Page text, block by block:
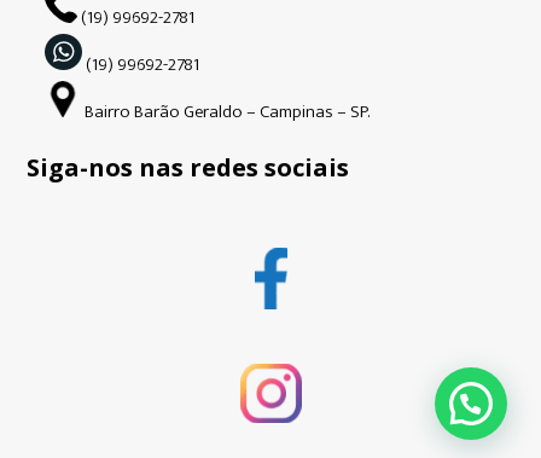
(19) 99692-2781
(19) 99692-2781
Bairro Barão Geraldo – Campinas – SP.
Siga-nos nas redes sociais